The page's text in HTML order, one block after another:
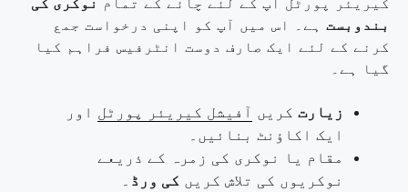
بندوبست ہے۔ اس میں آپ کو اپنی درخواست جمع
کرنے کے لئے ایک صارف دوست انٹرفیس فراہم کیا
گیا ہے۔
زیارت کریں آفیشل کیریئر پورٹل اور
ایک اکاؤنٹ بنائیں۔
مقام یا نوکری کی زمرہ کے ذریعے
نوکریوں کی تلاش کریں کی ورڈ